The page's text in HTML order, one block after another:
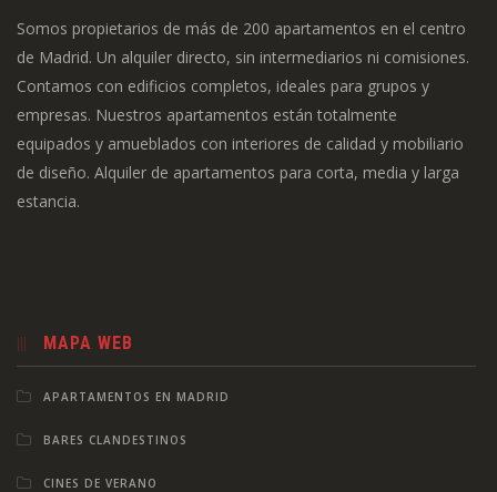
Somos propietarios de más de 200 apartamentos en el centro
de Madrid. Un alquiler directo, sin intermediarios ni comisiones.
Contamos con edificios completos, ideales para grupos y
empresas. Nuestros apartamentos están totalmente
equipados y amueblados con interiores de calidad y mobiliario
de diseño. Alquiler de apartamentos para corta, media y larga
estancia.
MAPA WEB
APARTAMENTOS EN MADRID
BARES CLANDESTINOS
CINES DE VERANO